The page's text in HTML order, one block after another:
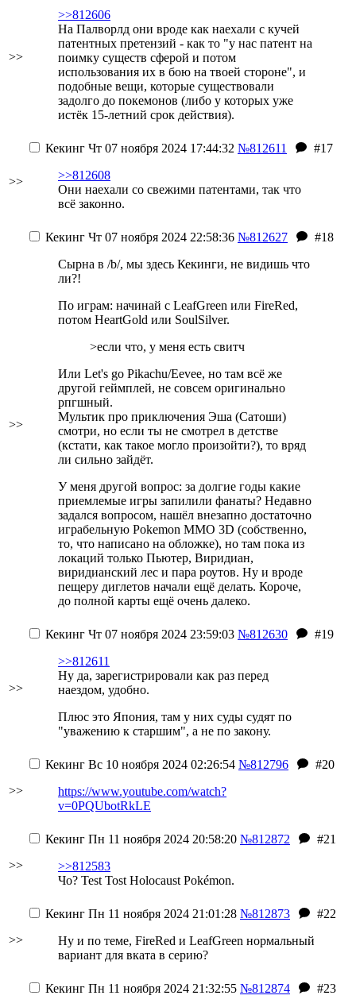
>>
>>812606
На Палворлд они вроде как наехали с кучей
патентных претензий - как то "у нас патент на
поимку существ сферой и потом
использования их в бою на твоей стороне", и
подобные вещи, которые существовали
задолго до покемонов (либо у которых уже
истёк 15-летний срок действия).
>>
Кекинг Чт 07 ноября 2024 17:44:32 №812611
#17
>>812608
Они наехали со свежими патентами, так что
всё законно.
>>
Кекинг Чт 07 ноября 2024 22:58:36 №812627
#18
Сырна в /b/, мы здесь Кекинги, не видишь что
ли?!
По играм: начинай с LeafGreen или FireRed,
потом HeartGold или SoulSilver.
>если что, у меня есть свитч
Или Let's go Pikachu/Eevee, но там всё же
другой геймплей, не совсем оригинально
рпгшный.
Мультик про приключения Эша (Сатоши)
смотри, но если ты не смотрел в детстве
(кстати, как такое могло произойти?), то вряд
ли сильно зайдёт.
У меня другой вопрос: за долгие годы какие
приемлемые игры запилили фанаты? Недавно
задался вопросом, нашёл внезапно достаточно
играбельную Pokemon MMO 3D (собственно,
то, что написано на обложке), но там пока из
локаций только Пьютер, Виридиан,
виридианский лес и пара роутов. Ну и вроде
пещеру диглетов начали ещё делать. Короче,
до полной карты ещё очень далеко.
>>
Кекинг Чт 07 ноября 2024 23:59:03 №812630
#19
>>812611
Ну да, зарегистрировали как раз перед
наездом, удобно.
Плюс это Япония, там у них суды судят по
"уважению к старшим", а не по закону.
>>
Кекинг Вс 10 ноября 2024 02:26:54 №812796
#20
https://www.youtube.com/watch?
v=0PQUbotRkLE
>>
Кекинг Пн 11 ноября 2024 20:58:20 №812872
#21
>>812583
Чо? Test Tost Holocaust Pokémon.
>>
Кекинг Пн 11 ноября 2024 21:01:28 №812873
#22
Ну и по теме, FireRed и LeafGreen нормальный
вариант для вката в серию?
Кекинг Пн 11 ноября 2024 21:32:55 №812874 #23